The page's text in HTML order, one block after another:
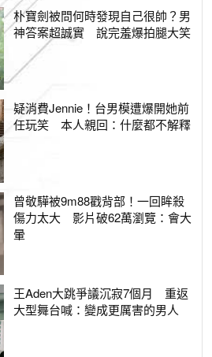
朴寶劍被問何時發現自己很帥？男
神答案超誠實 說完羞爆拍腿大笑
疑消費Jennie！台男模遭爆開她前
任玩笑 本人親回：什麼都不解釋
曾敬驊被9m88戳背部！一回眸殺
傷力太大 影片破62萬瀏覽：會大
暈
王Aden大跳爭議沉寂7個月 重返
大型舞台喊：變成更厲害的男人